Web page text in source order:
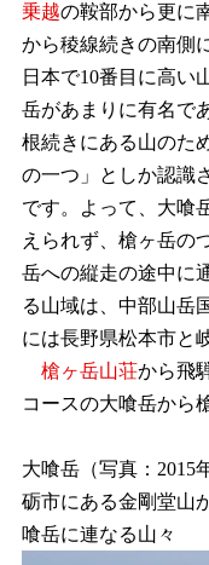
乗越の鞍部から更に
から稜線続きの南側
日本で10番目に高い
岳があまりに有名で
根続きにある山のた
の一つ」としか認識
です。よって、大喰
えられず、槍ヶ岳の
岳への縦走の途中に
る山域は、中部山岳
には長野県松本市と
槍ヶ岳山荘から飛
コースの大喰岳から
大喰岳（写真：2015
砺市にある金剛堂山
喰岳に連なる山々